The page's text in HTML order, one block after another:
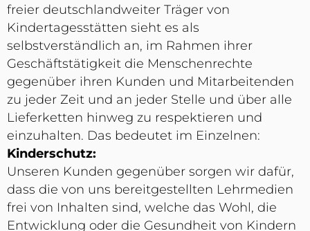
freier deutschlandweiter Träger von
Kindertagesstätten sieht es als
selbstverständlich an, im Rahmen ihrer
Geschäftstätigkeit die Menschenrechte
gegenüber ihren Kunden und Mitarbeitenden
zu jeder Zeit und an jeder Stelle und über alle
Lieferketten hinweg zu respektieren und
einzuhalten. Das bedeutet im Einzelnen:
Kinderschutz:
Unseren Kunden gegenüber sorgen wir dafür,
dass die von uns bereitgestellten Lehrmedien
frei von Inhalten sind, welche das Wohl, die
Entwicklung oder die Gesundheit von Kindern